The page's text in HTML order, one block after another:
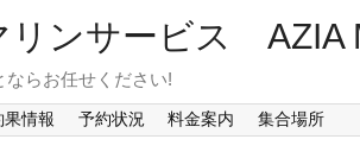
リンサービス AZIA
ならお任せください!
果情報 予約状況 料金案内 集合場所